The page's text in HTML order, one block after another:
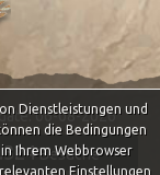
06-08-2026
Besuche
Dienstleistungen und
die Bedingungen
Ihrem Webbrowser
Einstellungen